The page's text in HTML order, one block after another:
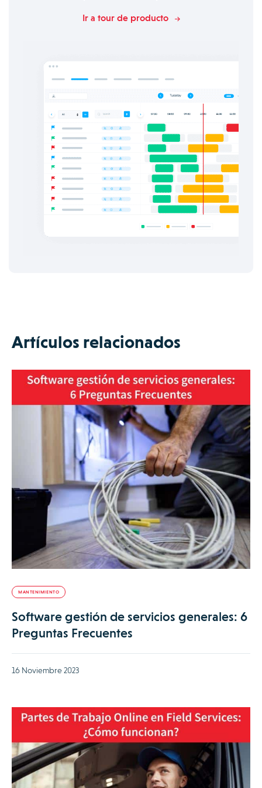
Ir a tour de producto
Artículos relacionados
MANTENIMIENTO
Software gestión de servicios generales: 6
Preguntas Frecuentes
16 Noviembre 2023